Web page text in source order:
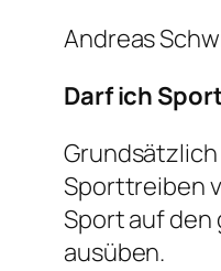
Andreas
Darf ich
Sporttreiben
Sport auf den
ausüben.